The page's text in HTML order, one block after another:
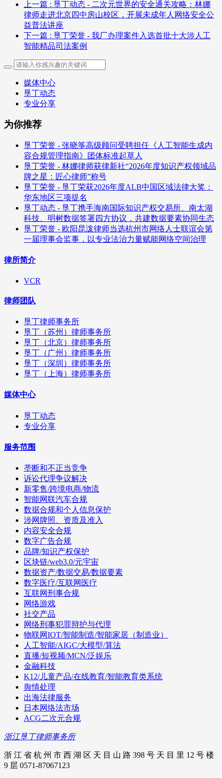
上一篇 : 垦丁动态 - 二次元世界的安全通关攻略：林娜
律师走进北京四中房山校区，开展未成年人网络安全公
益普法讲座
下一篇 : 垦丁荣誉 - 我厂办理案件入选首批十大涉人工
智能精品司法案例
媒体中心
垦丁动态
专业分享
为你推荐
垦丁荣誉 - 张晓筝高级顾问受聘担任《人工智能生成内
容合规管理指南》团体标准起草人
垦丁荣誉 - 林娜律师获律新社“2026年度知识产权领域品
牌之星：匠心律师”称号
垦丁荣誉 - 垦丁荣获2026年度ALB中国区域法律大奖：
华东地区三项提名
垦丁动态 - 垦丁携手海南国际知识产权交易所、南太湖
科技、明树数据签署四方协议，共建数据要素协同生态
垦丁荣誉 - 欧阳昆泼律师当选杭州市网络人士联谊会第
一届理事会监事，以专业法治力量赋能网络空间治理
律所简介
VCR
律师团队
垦丁律师事务所
垦丁（苏州）律师事务所
垦丁（北京）律师事务所
垦丁（广州）律师事务所
垦丁（深圳）律师事务所
垦丁（上海）律师事务所
媒体中心
垦丁动态
专业分享
服务范围
垄断和不正当竞争
诉讼代理争议解决
新零售/跨境电商/物流
智能网联汽车合规
数据合规和个人信息保护
涉网牌照、资质及准入
内容安全合规
数字广告合规
品牌/知识产权保护
区块链/web3.0/元宇宙
数据资产/数据交易/数据要素
数字医疗/互联网医疗
互联网刑事合规
网络游戏
社交产品
网络刑事犯罪辩护与代理
物联网IOT/智能制造/智能家居（制造业）
人工智能/AIGC/大模型/算法
直播/短视频/MCN/泛娱乐
金融科技
K12/儿童产品/在线教育/智能教育类系统
舆情处理
出海法律服务
日本网络法市场
ACG二次元合规
浙江垦丁律师事务所
浙 江 省 杭 州 市 西 湖 区 天 目 山 路 398 号 天 目 里 12 号 楼
9 层 0571-87067123